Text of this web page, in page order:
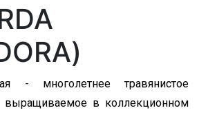
- многолетнее травянистое
выращиваемое в коллекционном